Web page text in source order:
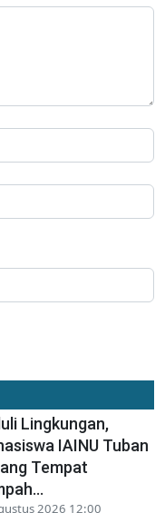
Lingkungan,
IAINU Tuban
Tempat
2026 12:00